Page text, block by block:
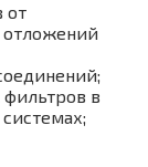
от
отложений
в